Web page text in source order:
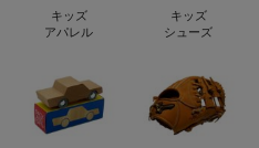
キッズ
アパレル
キッズ
シューズ